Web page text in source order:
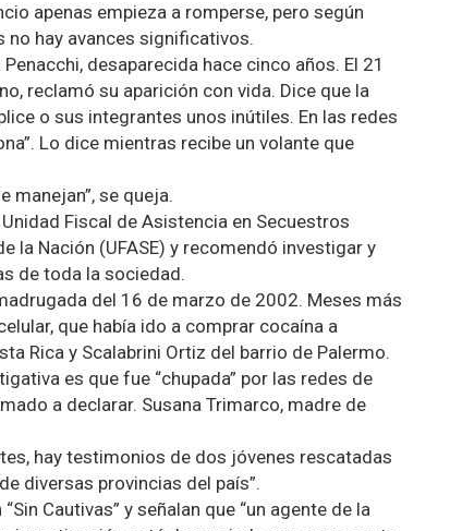
apenas empieza a romperse, pero según
no hay avances significativos.
desaparecida hace cinco años. El 21
reclamó su aparición con vida. Dice que la
o sus integrantes unos inútiles. En las redes
Lo dice mientras recibe un volante que
manejan”, se queja.
Fiscal de Asistencia en Secuestros
la Nación (UFASE) y recomendó investigar y
de toda la sociedad.
del 16 de marzo de 2002. Meses más
que había ido a comprar cocaína a
Rica y Scalabrini Ortiz del barrio de Palermo.
es que fue “chupada” por las redes de
a declarar. Susana Trimarco, madre de
hay testimonios de dos jóvenes rescatadas
diversas provincias del país”.
Cautivas” y señalan que “un agente de la